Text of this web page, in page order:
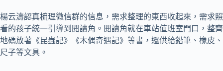
楊云濤認真梳理微信群的信息，需求整理的東西收起來，需求照
看的孩子統一引導到閱讀角。閱讀角就在車站值班室門口，整齊
地碼放著《昆蟲記》《木偶奇遇記》等書，還供給鉛筆、橡皮、
尺子等文具。